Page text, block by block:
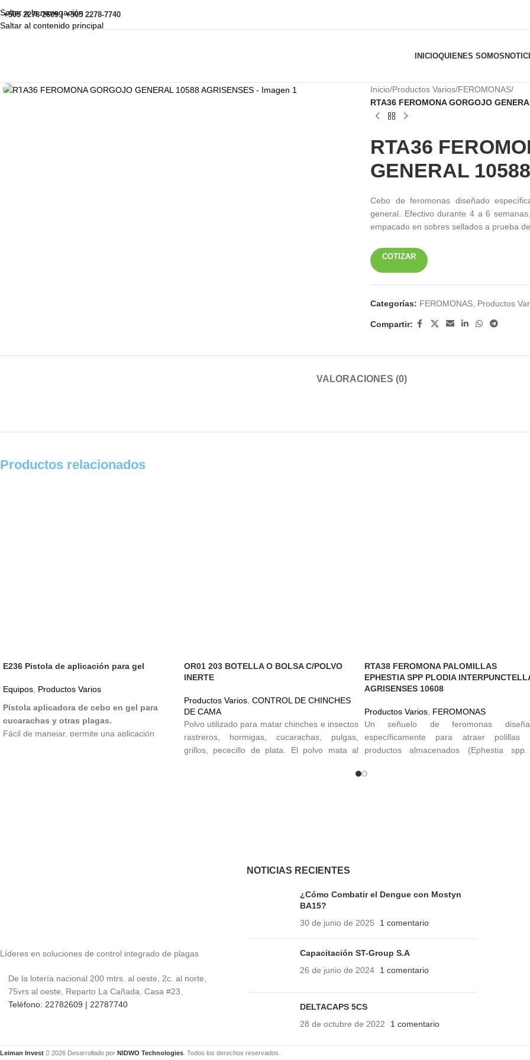
Saltar a la navegación
Saltar al contenido principal
+505 2278-2609 | +505 2278-7740
INICIOQUIENES SOMOS
Inicio/Productos Varios/FEROMONAS/
RTA36 FEROMONA GORGOJO
RTA36
GENERAL
Cebo de feromonas diseñado
general. Efectivo durante 4 a 6
empacado en sobres sellados a prueba
COTIZAR
Categorías: FEROMONAS, Productos
Compartir:
VALORACIONES (0)
Productos relacionados
E236 Pistola de aplicación para gel
Equipos Productos Varios
Pistola aplicadora de cebo en gel para
cucarachas y otras plagas.
Fácil de manejar, permite una aplicación
OR01 203 BOTELLA O BOLSA C/POLVO
INERTE
Productos Varios, CONTROL DE CHINCHES
DE CAMA
Polvo utilizado para matar chinches e insectos
rastreros, hormigas, cucarachas, pulgas,
grillos, pececillo de plata. El polvo mata al
deshidratados. Se puede colocar en cualquier
RTA38 FEROMONA PALOMILLAS
EPHESTIA SPP PLODIA
AGRISENSES 10608
Productos Varios FEROMONAS
Un señuelo de feromonas
específicamente para atraer polillas
productos almacenados (Ephestia
dispensadores se fabrican con
Líderes en soluciones de control integrado de plagas
De la lotería nacional 200 mtrs. al oeste, 2c. al norte,
75vrs al oeste, Reparto La Cañada. Casa #23.
Teléfono: 22782609 | 22787740
NOTICIAS RECIENTES
¿Cómo Combatir el Dengue con Mostyn
BA15?
30 de junio de 2025
1 comentario
Capacitación ST-Group S.A
26 de junio de 2024
1 comentario
DELTACAPS 5CS
28 de octubre de 2022
1 comentario
Leiman Invest 2026 Desarrollado por NIDWO Technologies. Todos los derechos reservados.